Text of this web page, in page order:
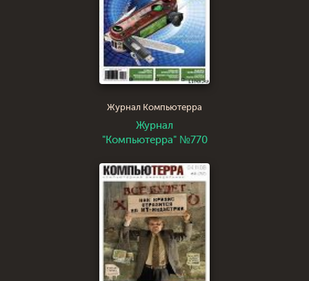
Журнал Компьютерра
Журнал
"Компьютерра" №770